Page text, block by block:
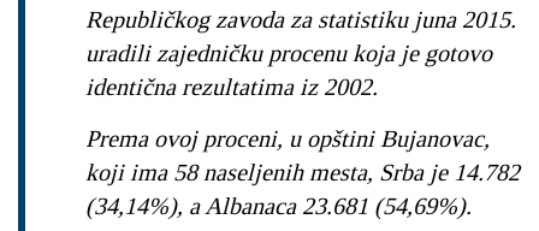
Republičkog zavoda za statistiku juna 2015.
uradili zajedničku procenu koja je gotovo
identična rezultatima iz 2002.
Prema ovoj proceni, u opštini Bujanovac,
koji ima 58 naseljenih mesta, Srba je 14.782
(34,14%), a Albanaca 23.681 (54,69%).